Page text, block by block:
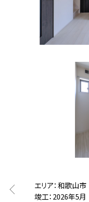
エリア：和歌山市
竣工：2026年5月